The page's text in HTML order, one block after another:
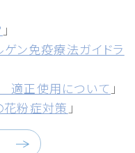
」
ゲン免疫療法ガイドラ
正使用について 」
花粉症対策 」